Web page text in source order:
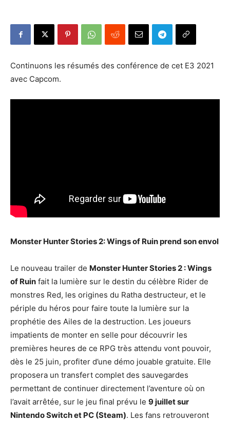
Continuons les résumés des conférence de cet E3 2021
avec Capcom.
Monster Hunter Stories 2: Wings of Ruin prend son envol
Le nouveau trailer de Monster Hunter Stories 2 : Wings
of Ruin fait la lumière sur le destin du célèbre Rider de
monstres Red, les origines du Ratha destructeur, et le
périple du héros pour faire toute la lumière sur la
prophétie des Ailes de la destruction. Les joueurs
impatients de monter en selle pour découvrir les
premières heures de ce RPG très attendu vont pouvoir,
dès le 25 juin, profiter d’une démo jouable gratuite. Elle
proposera un transfert complet des sauvegardes
permettant de continuer directement l’aventure où on
l’avait arrêtée, sur le jeu final prévu le 9 juillet sur
Nintendo Switch et PC (Steam). Les fans retrouveront